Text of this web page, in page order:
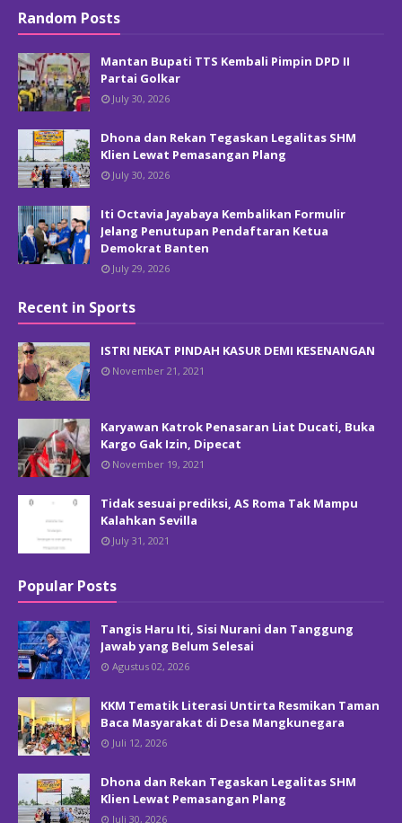
Random Posts
Mantan Bupati TTS Kembali Pimpin DPD II
Partai Golkar
July 30, 2026
Dhona dan Rekan Tegaskan Legalitas SHM
Klien Lewat Pemasangan Plang
July 30, 2026
Iti Octavia Jayabaya Kembalikan Formulir
Jelang Penutupan Pendaftaran Ketua
Demokrat Banten
July 29, 2026
Recent in Sports
ISTRI NEKAT PINDAH KASUR DEMI KESENANGAN
November 21, 2021
Karyawan Katrok Penasaran Liat Ducati, Buka
Kargo Gak Izin, Dipecat
November 19, 2021
Tidak sesuai prediksi, AS Roma Tak Mampu
Kalahkan Sevilla
July 31, 2021
Popular Posts
Tangis Haru Iti, Sisi Nurani dan Tanggung
Jawab yang Belum Selesai
Agustus 02, 2026
KKM Tematik Literasi Untirta Resmikan Taman
Baca Masyarakat di Desa Mangkunegara
Juli 12, 2026
Dhona dan Rekan Tegaskan Legalitas SHM
Klien Lewat Pemasangan Plang
Juli 30, 2026